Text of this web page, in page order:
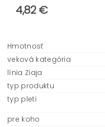
4,82 €
Hmotnosť
veková kategória
línia Ziaja
typ produktu
typ pleti
pre koho